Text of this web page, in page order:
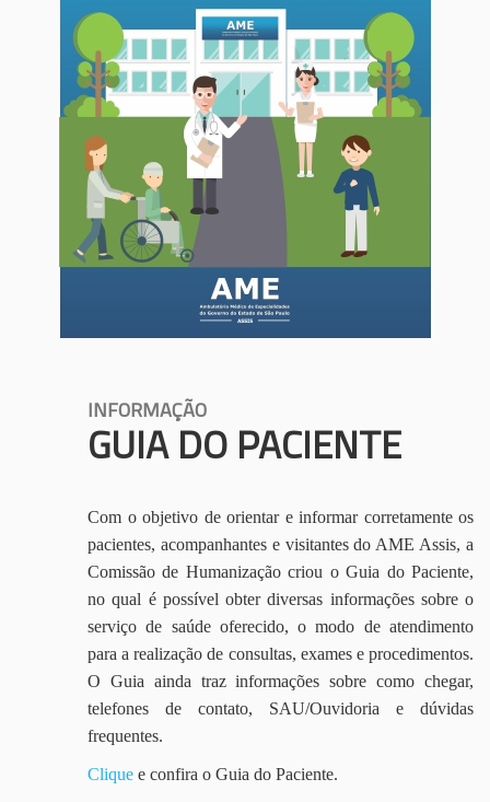
INFORMAÇÃO
GUIA DO PACIENTE
Com o objetivo de orientar e informar corretamente os
pacientes, acompanhantes e visitantes do AME Assis, a
Comissão de Humanização criou o Guia do Paciente,
no qual é possível obter diversas informações sobre o
serviço de saúde oferecido, o modo de atendimento
para a realização de consultas, exames e procedimentos.
O Guia ainda traz informações sobre como chegar,
telefones de contato, SAU/Ouvidoria e dúvidas
frequentes.
Clique e confira o Guia do Paciente.